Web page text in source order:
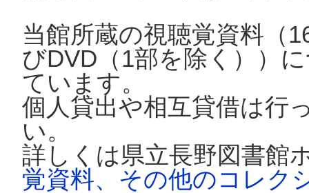
当館所蔵の視聴覚資料（
びDVD（1部を除く））
ています。
個人貸出や相互貸借は行
い。
詳しくは県立長野図書館
覚資料、その他のコレク